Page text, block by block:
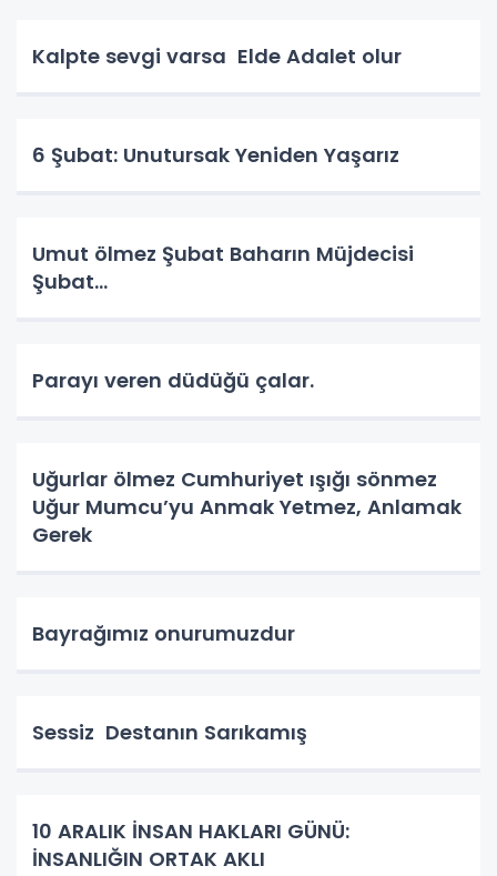
Kalpte sevgi varsa Elde Adalet olur
6 Şubat: Unutursak Yeniden Yaşarız
Umut ölmez Şubat Baharın Müjdecisi
Şubat…
Parayı veren düdüğü çalar.
Uğurlar ölmez Cumhuriyet ışığı sönmez
Uğur Mumcu’yu Anmak Yetmez, Anlamak
Gerek
Bayrağımız onurumuzdur
Sessiz Destanın Sarıkamış
10 ARALIK İNSAN HAKLARI GÜNÜ:
İNSANLIĞIN ORTAK AKLI